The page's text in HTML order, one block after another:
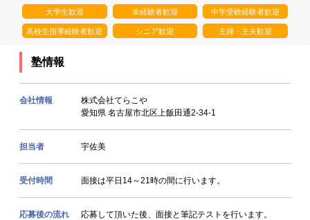
大学生歓迎 未経験者歓迎 中学受験経験者歓迎
高校生指導経験者歓迎 シニア歓迎 主婦・主夫歓迎
塾情報
会社情報
株式会社てらこや
愛知県 名古屋市北区上飯田通2-34-1
担当者 宇佐美
受付時間 面接は平日14～21時の間に行います。
応募後の流れ 応募して頂いた後、面接と筆記テストを行います。